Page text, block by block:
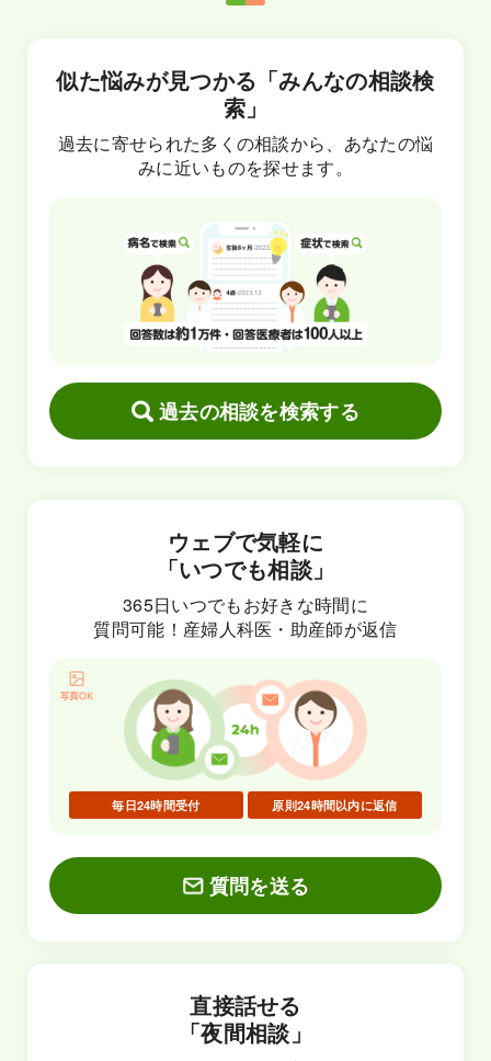
似た悩みが見つかる「みんなの相談検
索」
過去に寄せられた多くの相談から、あなたの悩
みに近いものを探せます。
過去の相談を検索する
ウェブで気軽に
「いつでも相談」
365日いつでもお好きな時間に
質問可能！産婦人科医・助産師が返信
毎日24時間受付 原則24時間以内に返信
質問を送る
直接話せる
「夜間相談」